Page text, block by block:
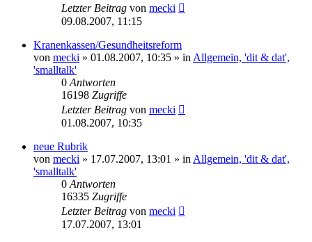
Letzter Beitrag von mecki
09.08.2007, 11:15
Kranenkassen/Gesundheitsreform
von mecki » 01.08.2007, 10:35 » in Allgemein, 'dit & dat',
'smalltalk'
0 Antworten
16198 Zugriffe
Letzter Beitrag von mecki
01.08.2007, 10:35
neue Rubrik
von mecki » 17.07.2007, 13:01 » in Allgemein, 'dit & dat',
'smalltalk'
0 Antworten
16335 Zugriffe
Letzter Beitrag von mecki
17.07.2007, 13:01